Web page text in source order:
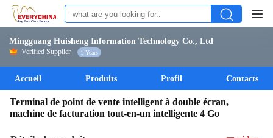
Mingguang Huisheng Information Technology Co., Ltd
Verified Supplier 1 Years
Accueil Produits Profil Contacts
Terminal de point de vente intelligent à double écran,
machine de facturation tout-en-un intelligente 4 Go